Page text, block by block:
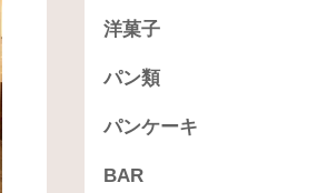
洋菓子
パン類
パンケーキ
BAR